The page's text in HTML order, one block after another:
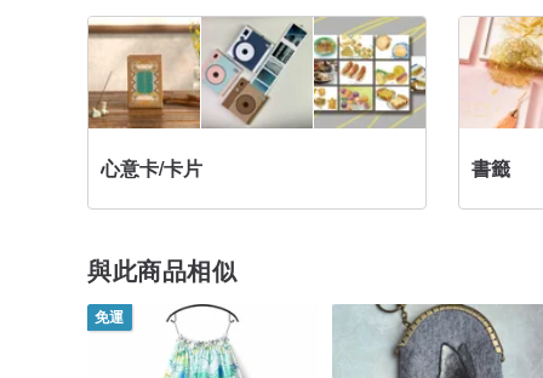
心意卡/卡片 書籤
與此商品相似
免運